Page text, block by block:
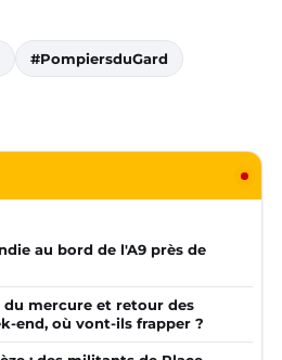
#PompiersduGard
au bord de l'A9 près de
du mercure et retour des
end, où vont-ils frapper ?